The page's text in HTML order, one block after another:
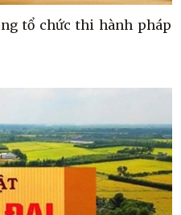
tổ chức thi hành pháp